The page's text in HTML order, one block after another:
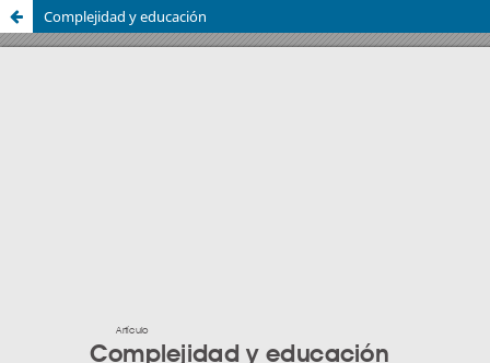
Complejidad y educación